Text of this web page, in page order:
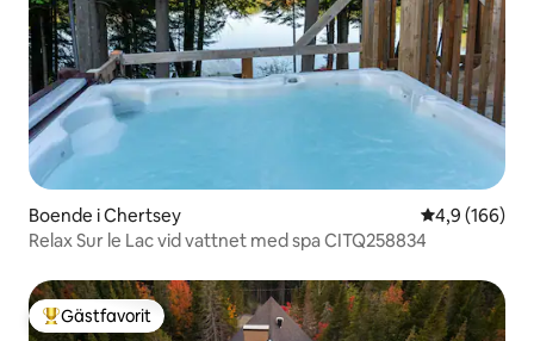
Boende i Chertsey 4,9 av 5 i
4,9 (166)
Relax Sur le Lac vid vattnet med spa CITQ258834
Populär gästfavorit
Gästfavorit